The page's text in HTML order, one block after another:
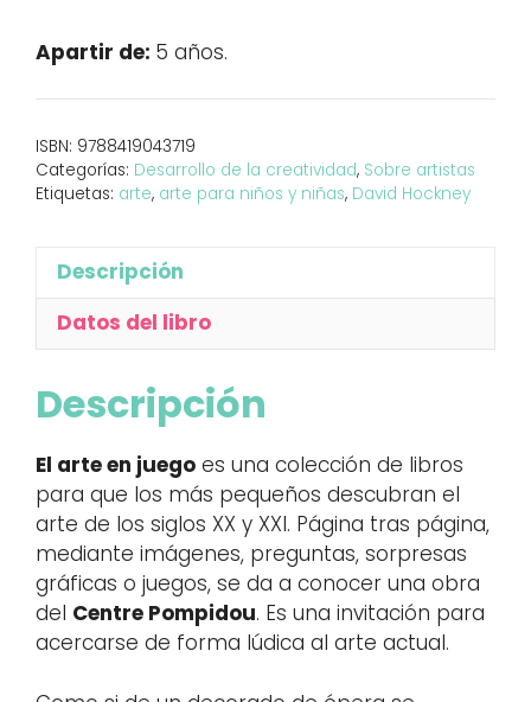
de
primavera
en
Apartir de: 5 años.
ISBN: 9788419043719
Categorías: Desarrollo de la creatividad, Sobre artistas
Etiquetas: arte, arte para niños y niñas, David Hockney
Descripción
Datos del libro
Descripción
El arte en juego es una colección de libros
para que los más pequeños descubran el
arte de los siglos XX y XXI. Página tras página,
mediante imágenes, preguntas, sorpresas
gráficas o juegos, se da a conocer una obra
del Centre Pompidou. Es una invitación para
acercarse de forma lúdica al arte actual.